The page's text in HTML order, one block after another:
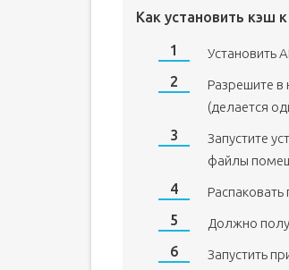
Как установить кэш
Установить
Разрешите в
(делается
Запустите
файлы
Должно
Запустить